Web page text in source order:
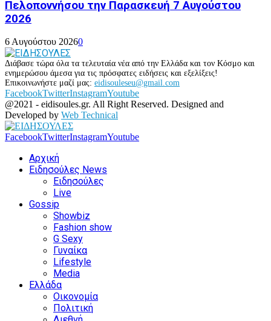
Πελοποννήσου την Παρασκευή 7 Αυγούστου
2026
6 Αυγούστου 20260
Διάβασε τώρα όλα τα τελευταία νέα από την Ελλάδα και τον Κόσμο και
ενημερώσου άμεσα για τις πρόσφατες ειδήσεις και εξελίξεις!
Επικοινωνήστε μαζί μας: eidisouleseu@gmail.com
FacebookTwitterInstagramYoutube
@2021 - eidisoules.gr. All Right Reserved. Designed and
Developed by Web Technical
FacebookTwitterInstagramYoutube
Αρχική
Ειδησούλες News
Ειδησούλες
Live
Gossip
Showbiz
Fashion show
G Sexy
Γυναίκα
Lifestyle
Media
Ελλάδα
Οικονομία
Πολιτική